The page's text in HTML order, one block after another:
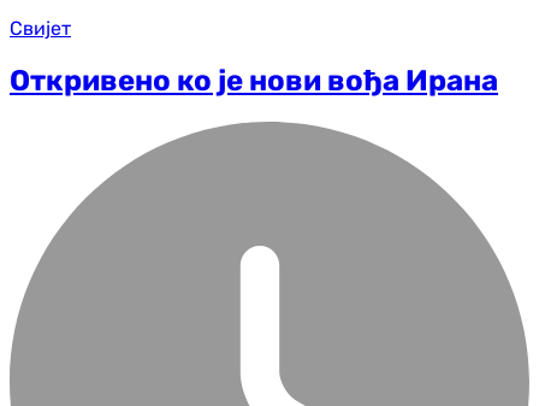
Свијет
Откривено ко је нови вођа Ирана